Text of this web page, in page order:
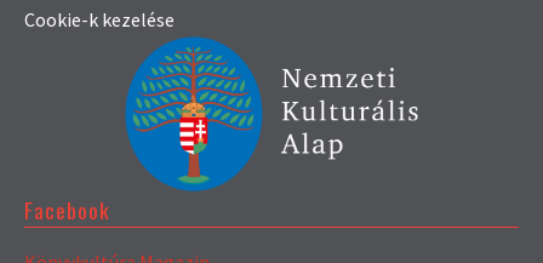
Cookie-k kezelése
Facebook